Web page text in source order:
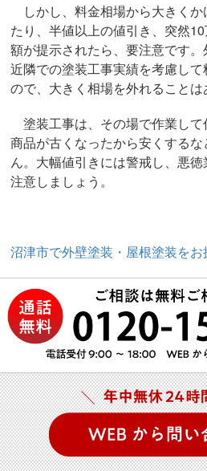
しかし、料金相場から大きく
たり、半値以上の値引き、突然
額が提示されたら、要注意です
近隣での塗装工事実績を考慮し
ので、大きく相場を外れることは
塗装工事は、その場で作業して
商品が古くなったから安くする
ん。大幅値引きには警戒し、悪
注意しましょう。
沼津市で外壁塗装・屋根塗装を